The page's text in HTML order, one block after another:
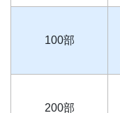
100部
200部